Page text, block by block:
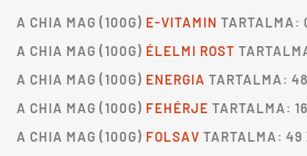
A CHIA MAG (100G) E-VITAMIN TARTALMA:
A CHIA MAG (100G) ÉLELMI ROST
A CHIA MAG (100G) ENERGIA TARTALMA:
A CHIA MAG (100G) FEHÉRJE TARTALMA:
A CHIA MAG (100G) FOLSAV TARTALMA: 49